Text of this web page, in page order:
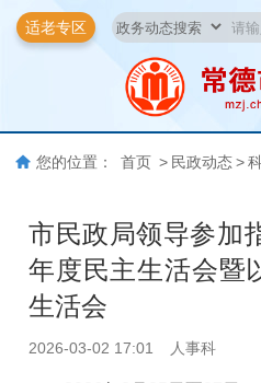
适老专区
您的位置： 首页 > 民政动态 >
市民政局领导参加
年度民主生活会暨
生活会
2026-03-02 17:01 人事科